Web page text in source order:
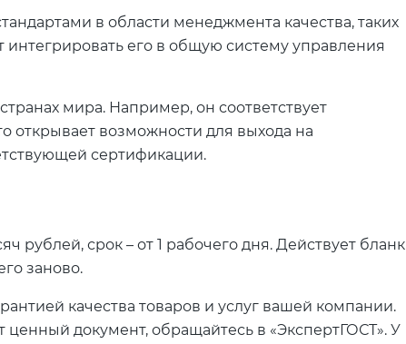
в области менеджмента качества, таких
его в общую систему управления
мира. Например, он соответствует
открывает возможности для выхода на
сертификации.
рублей, срок – от 1 рабочего дня. Действует бланк
заново.
качества товаров и услуг вашей компании.
документ, обращайтесь в «ЭкспертГОСТ». У